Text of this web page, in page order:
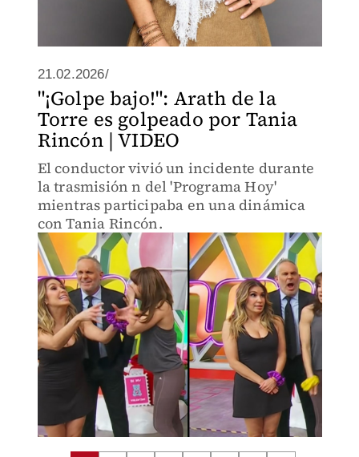
21.02.2026/
"¡Golpe bajo!": Arath de la
Torre es golpeado por Tania
Rincón | VIDEO
El conductor vivió un incidente durante
la trasmisión n del 'Programa Hoy'
mientras participaba en una dinámica
con Tania Rincón.